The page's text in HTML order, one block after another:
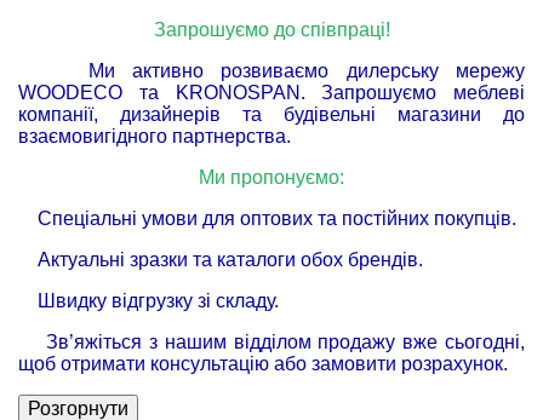
Запрошуємо до співпраці!
Ми активно розвиваємо дилерську мережу
WOODECO та KRONOSPAN. Запрошуємо меблеві
компанії, дизайнерів та будівельні магазини до
взаємовигідного партнерства.
Ми пропонуємо:
Спеціальні умови для оптових та постійних покупців.
Актуальні зразки та каталоги обох брендів.
Швидку відгрузку зі складу.
Зв’яжіться з нашим відділом продажу вже сьогодні,
щоб отримати консультацію або замовити розрахунок.
Розгорнути